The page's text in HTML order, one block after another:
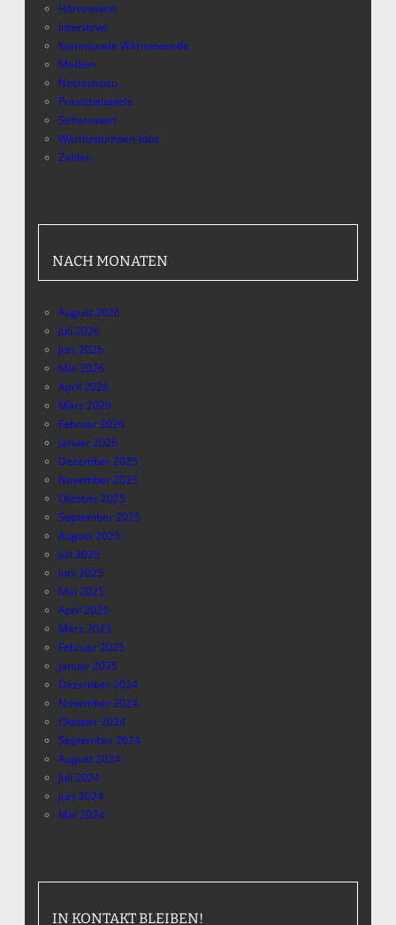
Hörenswert
Interviews
Kommunale Wärmewende
Medien
Netzausbau
Praxisbeispiele
Sehenswert
Wärmepumpen-Jobs
Zahlen
NACH MONATEN
August 2026
Juli 2026
Juni 2026
Mai 2026
April 2026
März 2026
Februar 2026
Januar 2026
Dezember 2025
November 2025
Oktober 2025
September 2025
August 2025
Juli 2025
Juni 2025
Mai 2025
April 2025
März 2025
Februar 2025
Januar 2025
Dezember 2024
November 2024
Oktober 2024
September 2024
August 2024
Juli 2024
Juni 2024
Mai 2024
IN KONTAKT BLEIBEN!